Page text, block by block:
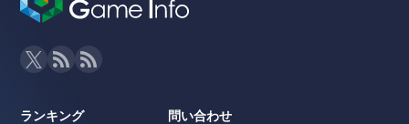
ランキング 問い合わせ